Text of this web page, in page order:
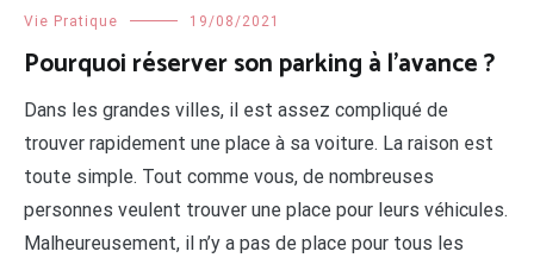
Vie Pratique 19/08/2021
Pourquoi réserver son parking à l’avance ?
Dans les grandes villes, il est assez compliqué de
trouver rapidement une place à sa voiture. La raison est
toute simple. Tout comme vous, de nombreuses
personnes veulent trouver une place pour leurs véhicules.
Malheureusement, il n’y a pas de place pour tous les